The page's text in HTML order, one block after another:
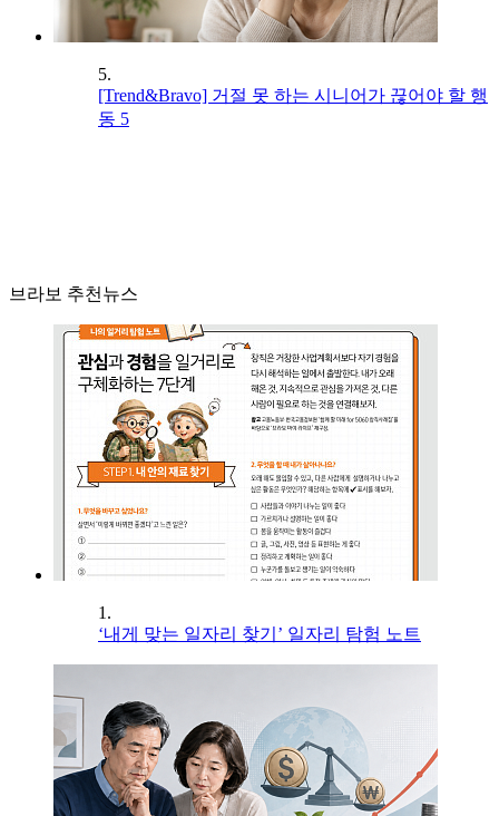
5.
[Trend&Bravo] 거절 못 하는 시니어가 끊어야 할 행
동 5
브라보 추천뉴스
1.
‘내게 맞는 일자리 찾기’ 일자리 탐험 노트